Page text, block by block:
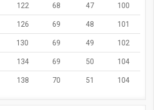
122 68 47 100
126 69 48 101
130 69 49 102
134 69 50 104
138 70 51 104